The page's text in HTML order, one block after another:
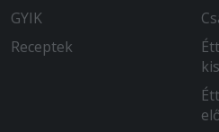
GYIK
Receptek